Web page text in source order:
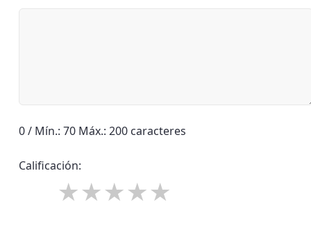
0 / Mín.: 70 Máx.: 200 caracteres
Calificación: